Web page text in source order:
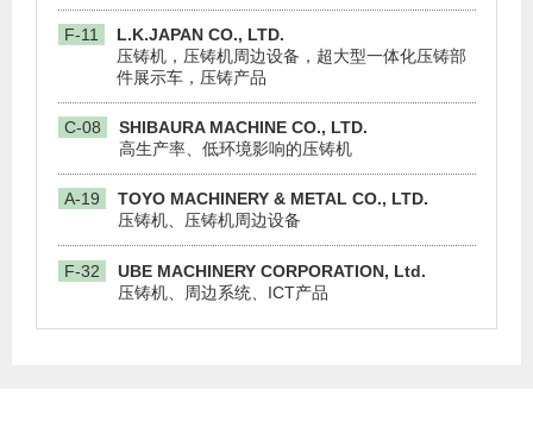
F-11
L.K.JAPAN CO., LTD.
压铸机，压铸机周边设备，超大型一体化压铸部
件展示车，压铸产品
C-08
SHIBAURA MACHINE CO., LTD.
高生产率、低环境影响的压铸机
A-19
TOYO MACHINERY & METAL CO., LTD.
压铸机、压铸机周边设备
F-32
UBE MACHINERY CORPORATION, Ltd.
压铸机、周边系统、ICT产品